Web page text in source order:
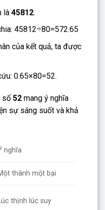
là 45812.
45812÷80=572.65
của kết quả, ta được
0.65×80=52.
số 52 mang ý nghĩa
sự sáng suốt và khả
nghĩa
thành một bại
thịnh lúc suy